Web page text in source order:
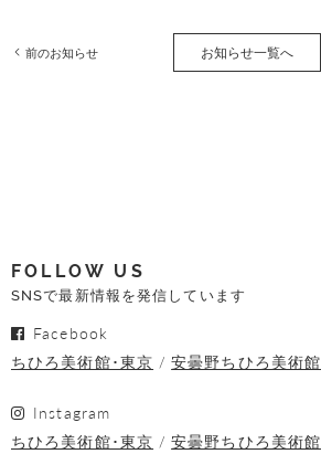
前のお知らせ お知らせ一覧へ
FOLLOW US
SNSで最新情報を発信しています
Facebook
ちひろ美術館･東京
安曇野ちひろ美術館
Instagram
ちひろ美術館･東京
安曇野ちひろ美術館